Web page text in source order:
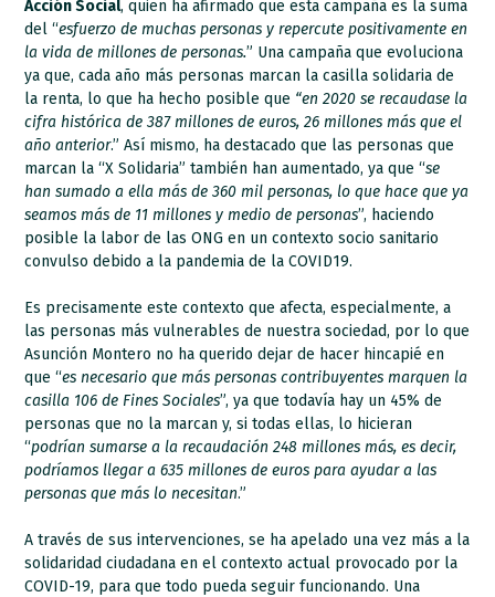
Acción Social, quien ha afirmado que esta campaña es la suma
del “esfuerzo de muchas personas y repercute positivamente en
la vida de millones de personas.” Una campaña que evoluciona
ya que, cada año más personas marcan la casilla solidaria de
la renta, lo que ha hecho posible que “en 2020 se recaudase la
cifra histórica de 387 millones de euros, 26 millones más que el
año anterior.” Así mismo, ha destacado que las personas que
marcan la “X Solidaria” también han aumentado, ya que “se
han sumado a ella más de 360 mil personas, lo que hace que ya
seamos más de 11 millones y medio de personas”, haciendo
posible la labor de las ONG en un contexto socio sanitario
convulso debido a la pandemia de la COVID19.
Es precisamente este contexto que afecta, especialmente, a
las personas más vulnerables de nuestra sociedad, por lo que
Asunción Montero no ha querido dejar de hacer hincapié en
que “es necesario que más personas contribuyentes marquen la
casilla 106 de Fines Sociales”, ya que todavía hay un 45% de
personas que no la marcan y, si todas ellas, lo hicieran
“podrían sumarse a la recaudación 248 millones más, es decir,
podríamos llegar a 635 millones de euros para ayudar a las
personas que más lo necesitan.”
A través de sus intervenciones, se ha apelado una vez más a la
solidaridad ciudadana en el contexto actual provocado por la
COVID-19, para que todo pueda seguir funcionando. Una